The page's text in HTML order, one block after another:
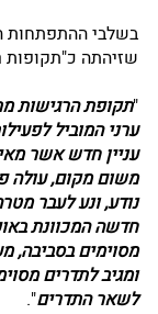
בשלבי ההתפתחות
שזיהתה כ"תקופות
"תקופת הרגישות
ערני המוביל
עניין חדש אשר
משום מקום, עולה
נודע, ונע לעבר
חדשה המכוונת
מסוימים בסביבה,
ומגיב לתדרים
לשאר התדרים".